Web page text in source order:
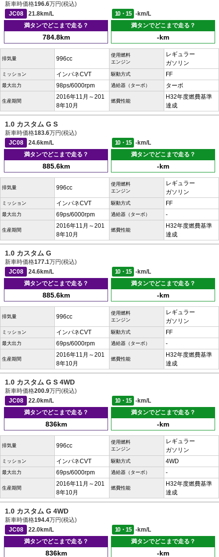
新車時価格196.6万円(税込)
JC08
21.8km/L 10・15
-km/L
満タンでどこまで走る？
784.8km
満タンでどこまで走る？
-km
排気量 996cc
使用燃料
エンジン
レギュラー
ガソリン
ミッション インパネCVT 駆動方式 FF
最大出力 98ps/6000rpm 過給器（ターボ） ターボ
生産期間
2016年11月～201
8年10月
燃費性能
H32年度燃費基準
達成
1.0 カスタム G S
新車時価格183.6万円(税込)
JC08
24.6km/L 10・15
-km/L
満タンでどこまで走る？
885.6km
満タンでどこまで走る？
-km
排気量 996cc
使用燃料
エンジン
レギュラー
ガソリン
ミッション インパネCVT 駆動方式 FF
最大出力 69ps/6000rpm 過給器（ターボ） -
生産期間
2016年11月～201
8年10月
燃費性能
H32年度燃費基準
達成
1.0 カスタム G
新車時価格177.1万円(税込)
JC08
24.6km/L 10・15
-km/L
満タンでどこまで走る？
885.6km
満タンでどこまで走る？
-km
排気量 996cc
使用燃料
エンジン
レギュラー
ガソリン
ミッション インパネCVT 駆動方式 FF
最大出力 69ps/6000rpm 過給器（ターボ） -
生産期間
2016年11月～201
8年10月
燃費性能
H32年度燃費基準
達成
1.0 カスタム G S 4WD
新車時価格200.9万円(税込)
JC08
22.0km/L 10・15
-km/L
満タンでどこまで走る？
836km
満タンでどこまで走る？
-km
排気量 996cc
使用燃料
エンジン
レギュラー
ガソリン
ミッション インパネCVT 駆動方式 4WD
最大出力 69ps/6000rpm 過給器（ターボ） -
生産期間
2016年11月～201
8年10月
燃費性能
H32年度燃費基準
達成
1.0 カスタム G 4WD
新車時価格194.4万円(税込)
JC08
22.0km/L 10・15
-km/L
満タンでどこまで走る？
836km
満タンでどこまで走る？
-km